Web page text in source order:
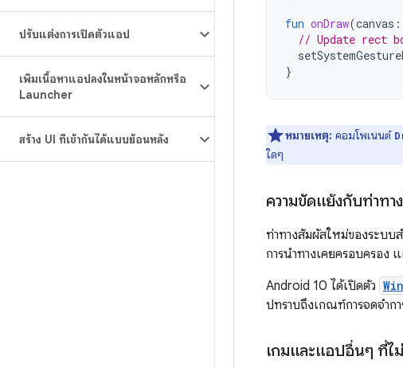
ปรับแต่งการเปิดตัวแอป
เพิ่มเนื้อหาแอปลงในหน้าจอหลักหรือ
Launcher
สร้าง UI ที่เข้ากันได้แบบย้อนหลัง
fun onDraw(canvas :
// Update rect
}
หมายเหตุ: คอมโพเนนต์
ใดๆ
ความขัดแย้งกับท่าทา
ท่าทางสัมผัสใหม่ของระบบ
การนำทางเคยครอบครอง
Android 10 ได้เปิดตัว
ปทราบถึงเกณฑ์การจดจำก
เกมและแอปอื่นๆ ที่ไ